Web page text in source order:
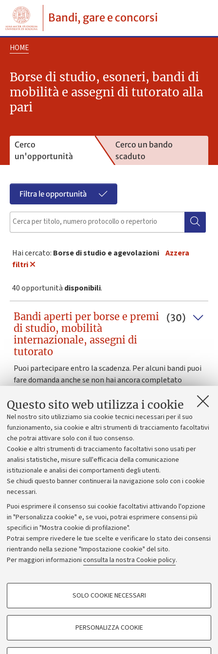
Questo sito web utilizza i cookie
Nel nostro sito utilizziamo sia cookie tecnici necessari per il suo
funzionamento, sia cookie e altri strumenti di tracciamento facoltativi
che potrai attivare solo con il tuo consenso.
Cookie e altri strumenti di tracciamento facoltativi sono usati per
analisi statistiche, misure sull'efficacia della comunicazione
istituzionale e analisi dei comportamenti degli utenti.
Se chiudi questo banner continuerai la navigazione solo con i cookie
necessari.
Puoi esprimere il consenso sui cookie facoltativi attivando l'opzione
in "Personalizza cookie" e, se vuoi, potrai esprimere consensi più
specifici in "Mostra cookie di profilazione".
Potrai sempre rivedere le tue scelte e verificare lo stato dei consensi
rientrando nella sezione "Impostazione cookie" del sito.
Per maggiori informazioni consulta la nostra Cookie policy.
COOKIE DI PROFILAZIONE - FACOLTATIVI
degli utenti, creare profili in base al loro comportamento sul sito, per analisi
di marketing.
SOLO COOKIE NECESSARI
PERSONALIZZA COOKIE
Bandi, gare e concorsi
HOME
Borse di studio, esoneri, bandi di
mobilità e assegni di tutorato alla
pari
Cerco
un'opportunità
Cerco un bando
scaduto
Filtra le opportunità
Hai cercato: Borse di studio e agevolazioni Azzera
filtri
40 opportunità disponibili.
Bandi aperti per borse e premi
di studio, mobilità
internazionale, assegni di
tutorato
(30)
Puoi partecipare entro la scadenza. Per alcuni bandi puoi
fare domanda anche se non hai ancora completato
Prossimi bandi in uscita (10)
Scopri le opportunità che ti interessano e prendi nota del
periodo in cui saranno disponibili.
Privacy
Note legali
NormAteneo
Impostazioni Cookie
©Copyright 2024 - ALMA MATER STUDIORUM - Università di